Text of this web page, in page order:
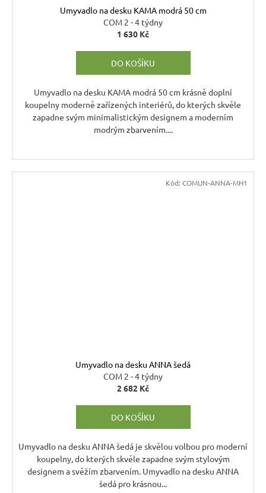
Umyvadlo na desku KAMA modrá 50 cm
COM 2 - 4 týdny
1 630 Kč
DO KOŠÍKU
Umyvadlo na desku KAMA modrá 50 cm krásně doplní
koupelny moderně zařízených interiérů, do kterých skvěle
zapadne svým minimalistickým designem a moderním
modrým zbarvením....
Umyvadlo na desku ANNA šedá
COM 2 - 4 týdny
2 682 Kč
DO KOŠÍKU
Umyvadlo na desku ANNA šedá je skvělou volbou pro moderní
koupelny, do kterých skvěle zapadne svým stylovým
designem a svěžím zbarvením. Umyvadlo na desku ANNA
šedá pro krásnou...
Kód: COMUN-ANNA-MH1